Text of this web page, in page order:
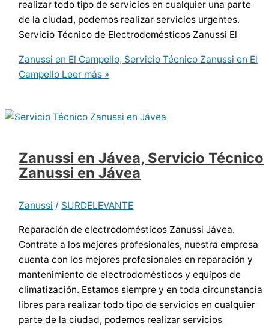
realizar todo tipo de servicios en cualquier una parte
de la ciudad, podemos realizar servicios urgentes.
Servicio Técnico de Electrodomésticos Zanussi El
Zanussi en El Campello, Servicio Técnico Zanussi en El
Campello Leer más »
Zanussi en Jávea, Servicio Técnico
Zanussi en Jávea
Zanussi / SURDELEVANTE
Reparación de electrodomésticos Zanussi Jávea.
Contrate a los mejores profesionales, nuestra empresa
cuenta con los mejores profesionales en reparación y
mantenimiento de electrodomésticos y equipos de
climatización. Estamos siempre y en toda circunstancia
libres para realizar todo tipo de servicios en cualquier
parte de la ciudad, podemos realizar servicios